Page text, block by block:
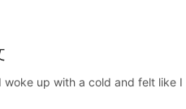
woke up with a cold and felt like